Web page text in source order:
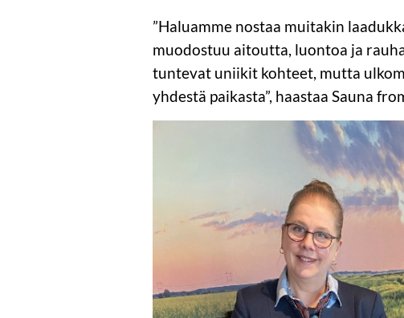
”Haluamme nostaa muitakin
muodostuu aitoutta, luontoa ja
tuntevat uniikit kohteet, mutta
yhdestä paikasta”, haastaa Sauna